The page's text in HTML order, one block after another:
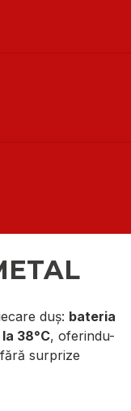
duș: bateria
38°C, oferindu-
surprize